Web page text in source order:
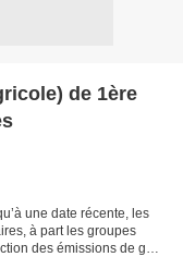
de 1ère
une date récente, les
à part les groupes
des émissions de gaz